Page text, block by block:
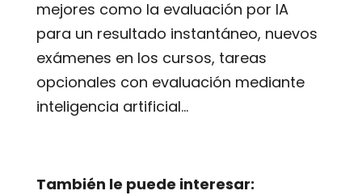
mejores como la evaluación por IA
para un resultado instantáneo, nuevos
exámenes en los cursos, tareas
opcionales con evaluación mediante
inteligencia artificial…
También le puede interesar: